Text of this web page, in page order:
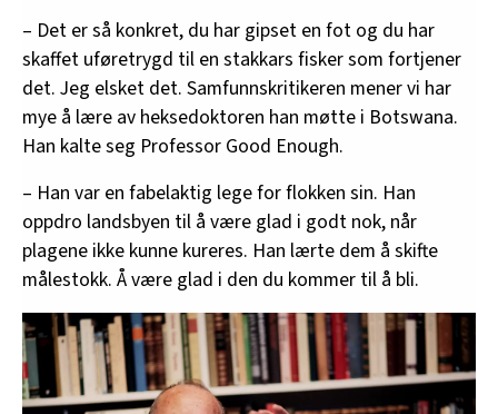
– Det er så konkret, du har gipset en fot og du har
skaffet uføretrygd til en stakkars fisker som fortjener
det. Jeg elsket det. Samfunnskritikeren mener vi har
mye å lære av heksedoktoren han møtte i Botswana.
Han kalte seg Professor Good Enough.
– Han var en fabelaktig lege for flokken sin. Han
oppdro landsbyen til å være glad i godt nok, når
plagene ikke kunne kureres. Han lærte dem å skifte
målestokk. Å være glad i den du kommer til å bli.